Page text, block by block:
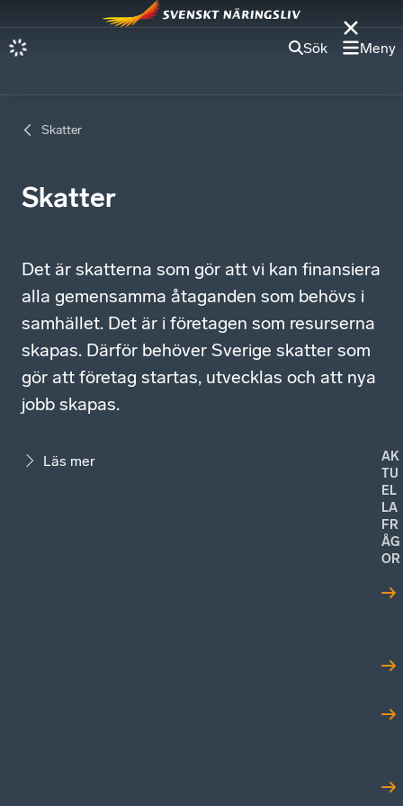
Sök Meny
Skatter
Skatter
Det är skatterna som gör att vi kan finansiera
alla gemensamma åtaganden som behövs i
samhället. Det är i företagen som resurserna
skapas. Därför behöver Sverige skatter som
gör att företag startas, utvecklas och att nya
jobb skapas.
Läs mer
AK
TU
EL
LA
FR
ÅG
OR